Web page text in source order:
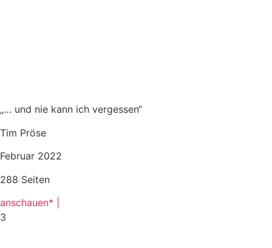
„… und nie kann ich vergessen“
Tim Pröse
Februar 2022
288 Seiten
anschauen* |
3